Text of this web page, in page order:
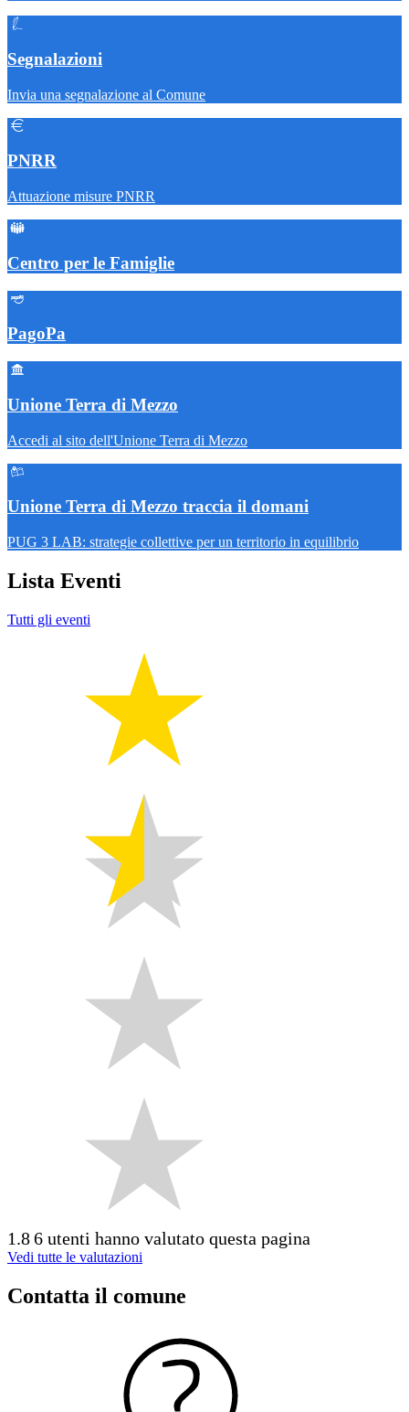
Segnalazioni
Invia una segnalazione al Comune
PNRR
Attuazione misure PNRR
Centro per le Famiglie
PagoPa
Unione Terra di Mezzo
Accedi al sito dell'Unione Terra di Mezzo
Unione Terra di Mezzo traccia il domani
PUG 3 LAB: strategie collettive per un territorio in equilibrio
Lista Eventi
Tutti gli eventi
1.86 utenti hanno valutato questa pagina
Vedi tutte le valutazioni
Contatta il comune